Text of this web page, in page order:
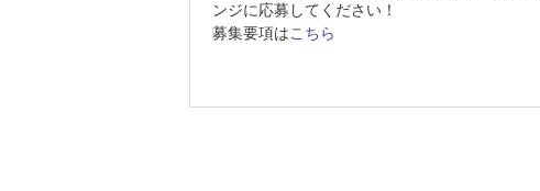
ンジに応募してください！
募集要項はこちら